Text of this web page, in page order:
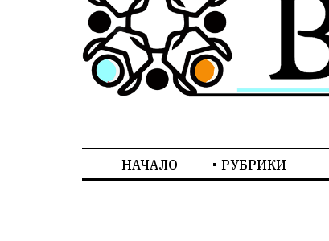
НАЧАЛО РУБРИКИ